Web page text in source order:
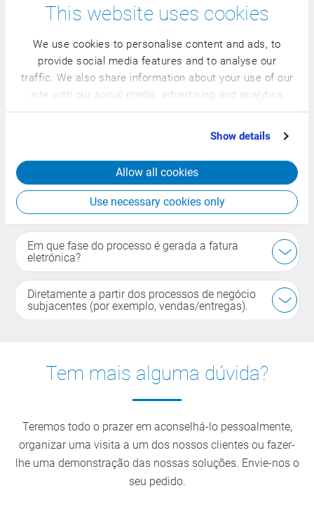
This website uses cookies
We use cookies to personalise content and ads, to
provide social media features and to analyse our
traffic. We also share information about your use of our
site with our social media, advertising and analytics
partners who may combine it with other information
that you’ve provided to them or that they’ve collected
Show details
Allow all cookies
Use necessary cookies only
Perguntas frequentes
O que se entende por fatura eletrónica?
Intercâmbio eletrónico estruturado de dados de
faturação, integrado nos processos financeiros e de
Qual é a diferença em relação a uma fatura em
Em que fase do processo é gerada a fatura
eletrónica?
Diretamente a partir dos processos de negócio
subjacentes (por exemplo, vendas/entregas).
Tem mais alguma dúvida?
Teremos todo o prazer em aconselhá-lo pessoalmente,
organizar uma visita a um dos nossos clientes ou fazer-
lhe uma demonstração das nossas soluções. Envie-nos o
seu pedido.